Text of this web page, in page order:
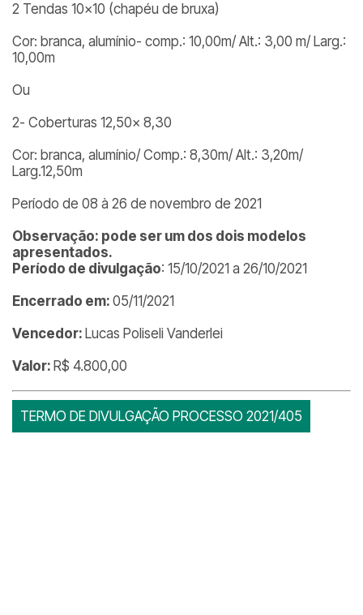
2 Tendas 10×10 (chapéu de bruxa)
Cor: branca, alumínio- comp.: 10,00m/ Alt.: 3,00 m/ Larg.:
10,00m
Ou
2- Coberturas 12,50x 8,30
Cor: branca, alumínio/ Comp.: 8,30m/ Alt.: 3,20m/
Larg.12,50m
Período de 08 à 26 de novembro de 2021
Observação: pode ser um dos dois modelos
apresentados.
Período de divulgação: 15/10/2021 a 26/10/2021
Encerrado em: 05/11/2021
Vencedor: Lucas Poliseli Vanderlei
Valor: R$ 4.800,00
TERMO DE DIVULGAÇÃO PROCESSO 2021/405